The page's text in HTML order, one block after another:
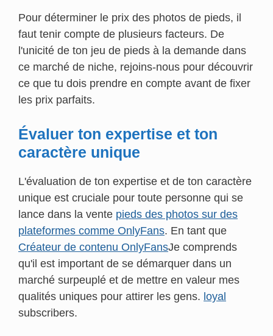
Pour déterminer le prix des photos de pieds, il
faut tenir compte de plusieurs facteurs. De
l'unicité de ton jeu de pieds à la demande dans
ce marché de niche, rejoins-nous pour découvrir
ce que tu dois prendre en compte avant de fixer
les prix parfaits.
Évaluer ton expertise et ton
caractère unique
L'évaluation de ton expertise et de ton caractère
unique est cruciale pour toute personne qui se
lance dans la vente pieds des photos sur des
plateformes comme OnlyFans. En tant que
Créateur de contenu OnlyFansJe comprends
qu'il est important de se démarquer dans un
marché surpeuplé et de mettre en valeur mes
qualités uniques pour attirer les gens. loyal
subscribers.